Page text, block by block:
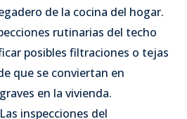
de la cocina del hogar.
rutinarias del techo
posibles filtraciones o tejas
que se conviertan en
en la vivienda.
Las inspecciones del